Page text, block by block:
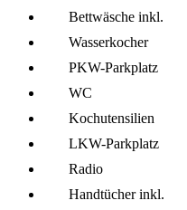
Bettwäsche inkl.
Wasserkocher
PKW-Parkplatz
WC
Kochutensilien
LKW-Parkplatz
Radio
Handtücher inkl.